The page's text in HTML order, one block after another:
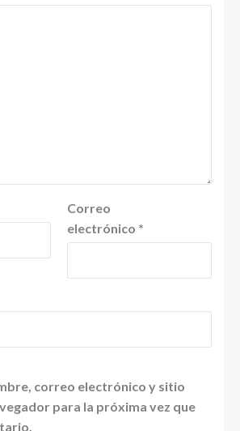
Correo
electrónico *
correo electrónico y sitio
para la próxima vez que